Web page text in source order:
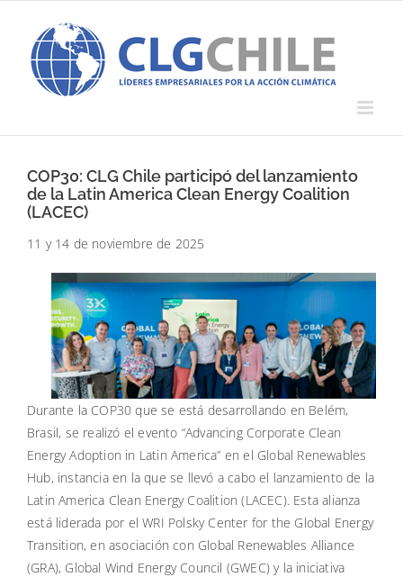
contenido
COP30: CLG Chile participó del lanzamiento
de la Latin America Clean Energy Coalition
(LACEC)
11 y 14 de noviembre de 2025
Durante la COP30 que se está desarrollando en Belém,
Brasil, se realizó el evento “Advancing Corporate Clean
Energy Adoption in Latin America” en el Global Renewables
Hub, instancia en la que se llevó a cabo el lanzamiento de la
Latin America Clean Energy Coalition (LACEC). Esta alianza
está liderada por el WRI Polsky Center for the Global Energy
Transition, en asociación con Global Renewables Alliance
(GRA), Global Wind Energy Council (GWEC) y la iniciativa